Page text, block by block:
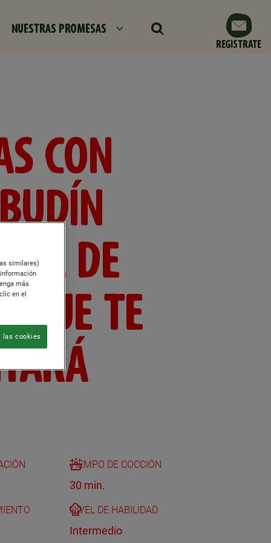
NUESTRAS PROMESAS
REGISTRATE
CON
DE
QUE TE
TIEMPO DE COCCIÓN
30 min.
NIVEL DE HABILIDAD
Intermedio
similares)
más
en el
las cookies